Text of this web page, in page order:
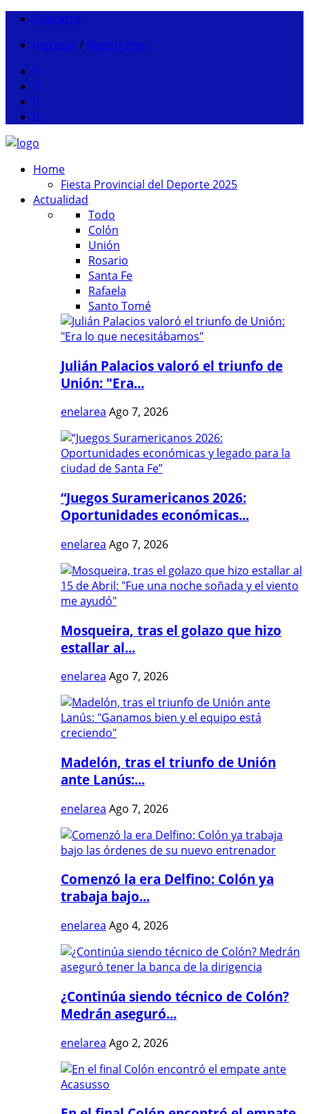
Contacto
Ingresar / Registrarse
Home
Fiesta Provincial del Deporte 2025
Actualidad
Todo
Colón
Unión
Rosario
Santa Fe
Rafaela
Santo Tomé
Julián Palacios valoró el triunfo de
Unión: "Era...
enelarea Ago 7, 2026
“Juegos Suramericanos 2026:
Oportunidades económicas...
enelarea Ago 7, 2026
Mosqueira, tras el golazo que hizo
estallar al...
enelarea Ago 7, 2026
Madelón, tras el triunfo de Unión
ante Lanús:...
enelarea Ago 7, 2026
Comenzó la era Delfino: Colón ya
trabaja bajo...
enelarea Ago 4, 2026
¿Continúa siendo técnico de Colón?
Medrán aseguró...
enelarea Ago 2, 2026